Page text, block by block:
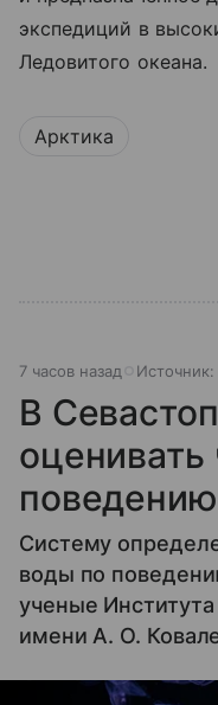
экспедиций в
Ледовитого океана.
Арктика
7 часов назад Источник:
В
оценивать
Систему
воды по
ученые
имени А. О.